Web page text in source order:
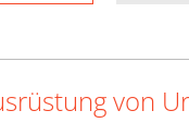
von